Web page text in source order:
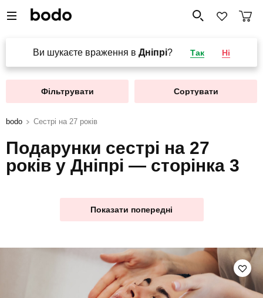
Ви шукаєте враження в Дніпрі? Так Ні
Фільтрувати Сортувати
bodo Сестрі на 27 років
Подарунки сестрі на 27
років у Дніпрі — сторінка 3
Показати попередні